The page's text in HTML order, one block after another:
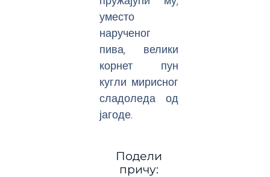
уместо
нарученог
пива, велики
корнет пун
кугли мирисног
сладоледа од
јагоде.
Подели
причу: